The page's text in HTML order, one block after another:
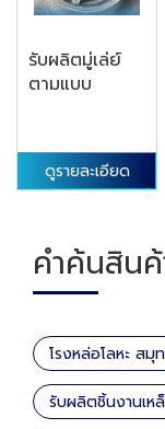
รับผลิตมู่เล่ย์
ตามแบบ
ดูรายละเอียด
คำค้นสิน
โรงหล่อโลหะ สมุ
รับผลิตชิ้นงานเห